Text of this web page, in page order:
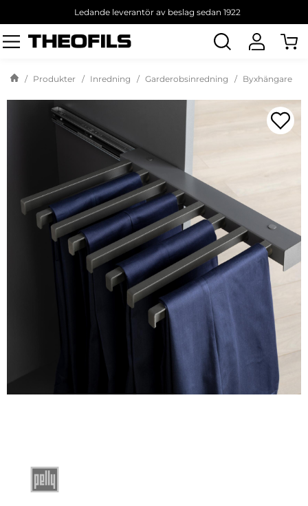
Ledande leverantör av beslag sedan 1922
Sök
produkt
Produkter Inredning Garderobsinredning Byxhängare